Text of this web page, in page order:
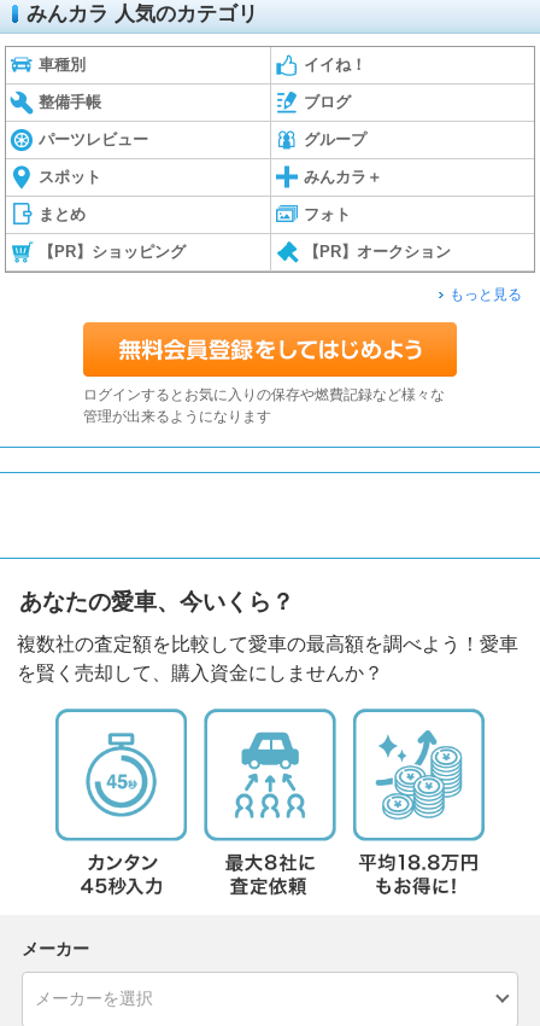
みんカラ 人気のカテゴリ
車種別 イイね！
整備手帳 ブログ
パーツレビュー グループ
スポット みんカラ＋
まとめ フォト
【PR】ショッピング 【PR】オークション
もっと見る
ログインするとお気に入りの保存や燃費記録など様々な
管理が出来るようになります
あなたの愛車、今いくら？
複数社の査定額を比較して愛車の最高額を調べよう！愛車
を賢く売却して、購入資金にしませんか？
メーカー